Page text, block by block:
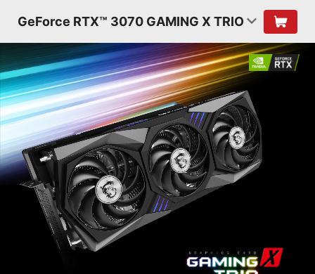
GeForce RTX™ 3070 GAMING X TRIO